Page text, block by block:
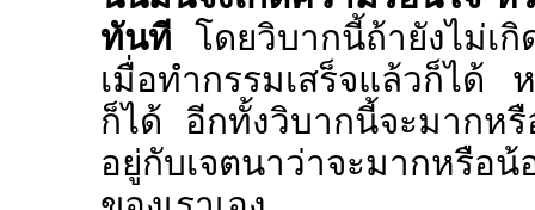
ทันที โดยวิบากนี้ถ้ายังไม่เ
เมื่อทำกรรมเสร็จแล้วก็ได้
ก็ได้ อีกทั้งวิบากนี้จะมากห
อยู่กับเจตนาว่าจะมากหรือ